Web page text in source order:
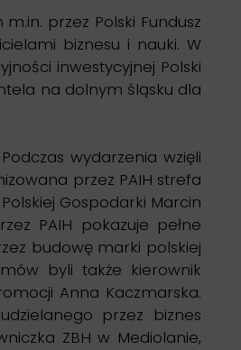
przez Polski Fundusz
biznesu i nauki. W
inwestycyjnej Polski
na dolnym śląsku dla
wydarzenia wzięli
przez PAIH strefa
Gospodarki Marcin
PAIH pokazuje pełne
budowę marki polskiej
byli także kierownik
Anna Kaczmarska.
przez biznes
ZBH w Mediolanie,